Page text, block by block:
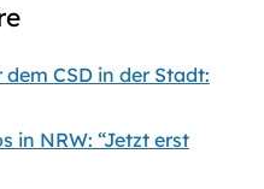
CSD in der Stadt:
in NRW: “Jetzt erst